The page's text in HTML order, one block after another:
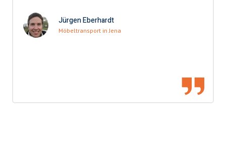
Jürgen Eberhardt
Möbeltransport in Jena